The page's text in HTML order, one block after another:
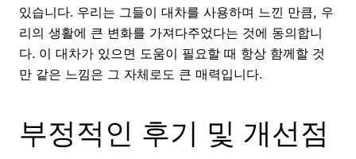
있습니다. 우리는 그들이 대차를 사용하며 느낀 만큼, 우
리의 생활에 큰 변화를 가져다주었다는 것에 동의합니
다. 이 대차가 있으면 도움이 필요할 때 항상 함께할 것
만 같은 느낌은 그 자체로도 큰 매력입니다.
부정적인 후기 및 개선점